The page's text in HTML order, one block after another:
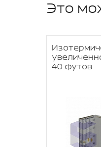
Это
40 футов